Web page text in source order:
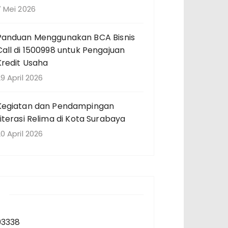
Mei 2026
Menggunakan BCA Bisnis
di 1500998 untuk Pengajuan
Usaha
April 2026
dan Pendampingan
Relima di Kota Surabaya
April 2026